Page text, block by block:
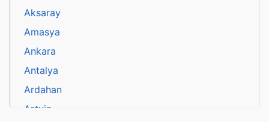
Aksaray
Amasya
Ankara
Antalya
Ardahan
Artvin